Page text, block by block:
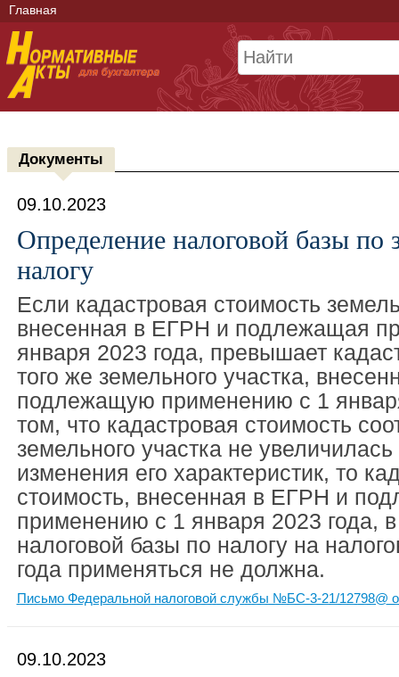
Главная
Документы
09.10.2023
Определение налоговой базы по
налогу
Если кадастровая стоимость
внесенная в ЕГРН и подлежащая
января 2023 года, превышает
того же земельного участка,
подлежащую применению с 1
том, что кадастровая стоимость
земельного участка не
изменения его характеристик, то
стоимость, внесенная в ЕГРН и
применению с 1 января 2023 года, в
налоговой базы по налогу на
года применяться не должна.
Письмо Федеральной налоговой службы №БС-3-21/12798@
09.10.2023